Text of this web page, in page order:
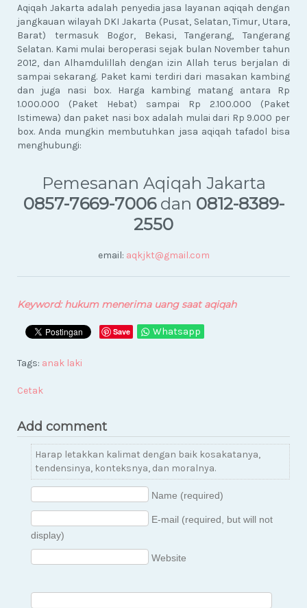
Aqiqah Jakarta adalah penyedia jasa layanan aqiqah dengan
jangkauan wilayah DKI Jakarta (Pusat, Selatan, Timur, Utara,
Barat) termasuk Bogor, Bekasi, Tangerang, Tangerang
Selatan. Kami mulai beroperasi sejak bulan November tahun
2012, dan Alhamdulillah dengan izin Allah terus berjalan di
sampai sekarang. Paket kami terdiri dari masakan kambing
dan juga nasi box. Harga kambing matang antara Rp
1.000.000 (Paket Hebat) sampai Rp 2.100.000 (Paket
Istimewa) dan paket nasi box adalah mulai dari Rp 9.000 per
box. Anda mungkin membutuhkan jasa aqiqah tafadol bisa
menghubungi:
Pemesanan Aqiqah Jakarta
0857-7669-7006dan 0812-8389-
2550
email: aqkjkt@gmail.com
Keyword: hukum menerima uang saat aqiqah
Save Whatsapp
Tags: anak laki
Cetak
Add comment
Harap letakkan kalimat dengan baik kosakatanya,
tendensinya, konteksnya, dan moralnya.
Name (required)
E-mail (required, but will not
display)
Website